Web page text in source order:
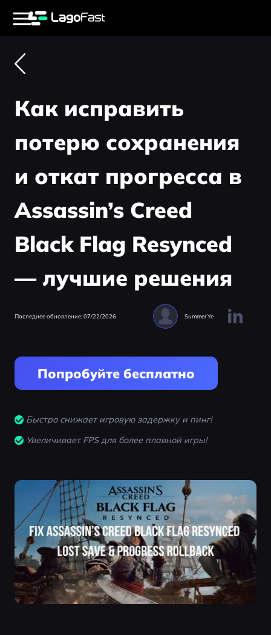
Как исправить
потерю сохранения
и откат прогресса в
Assassin’s Creed
Black Flag Resynced
— лучшие решения
Последнее обновление: 07/22/2026 Summer Ye
Попробуйте бесплатно
Быстро снижает игровую задержку и пинг!
Увеличивает FPS для более плавной игры!